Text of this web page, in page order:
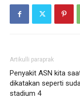
Artikulli paraprak
Penyakit ASN kita
dikatakan seperti
stadium 4